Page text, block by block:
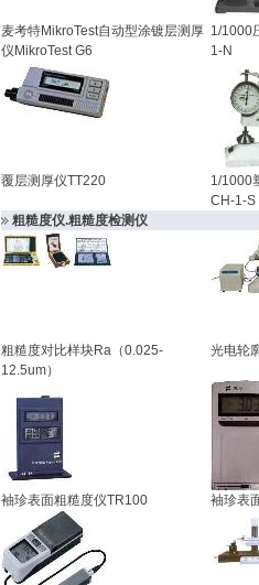
麦考特MikroTest自动型涂镀层测厚
仪MikroTest G6
1/1000
1-N
覆层测厚仪TT220
1/1000
CH-1-S
粗糙度仪.粗糙度检测仪
粗糙度对比样块Ra（0.025-
12.5um）
光电轮
袖珍表面粗糙度仪TR100 袖珍表